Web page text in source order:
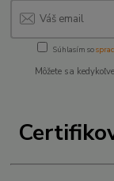
Súhlasím so
Môžete sa